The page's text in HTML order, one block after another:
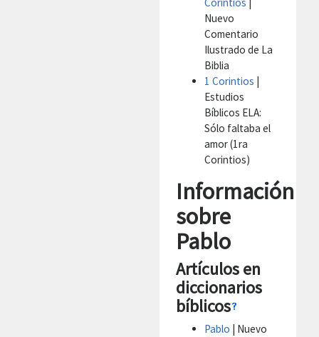
Corintios
Nuevo
Comentario
Ilustrado de La
Biblia
1 Corintios
Estudios
Bíblicos ELA:
Sólo faltaba el
amor (1ra
Corintios)
Información
sobre
Pablo
Artículos en
diccionarios
bíblicos
Pablo | Nuevo